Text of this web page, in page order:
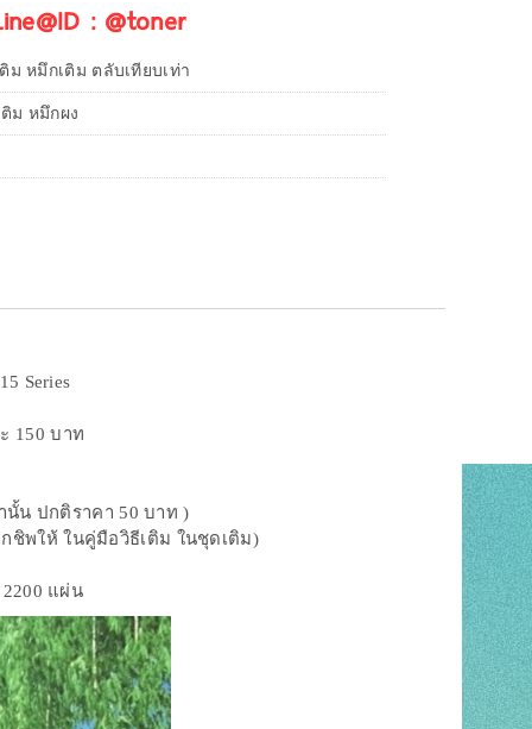
: @toner
ม หมึกเติม ตลับเทียบเท่า
ม หมึกผง
Series
150 บาท
น ปกติราคา 50 บาท )
ชิพให้ ในคู่มือวิธีเติม ในชุดเติม)
แผ่น